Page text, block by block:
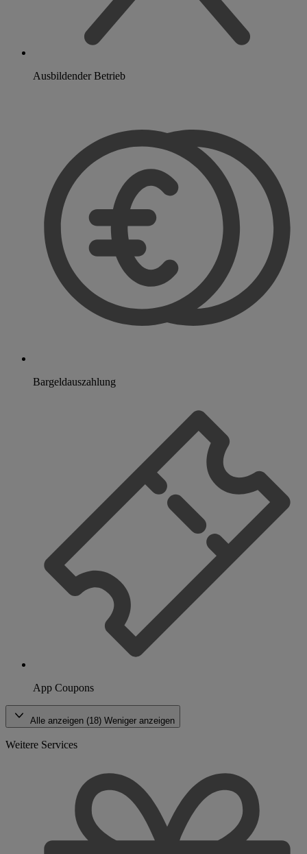
Ausbildender Betrieb
Bargeldauszahlung
App Coupons
Alle anzeigen (18) Weniger anzeigen
Weitere Services